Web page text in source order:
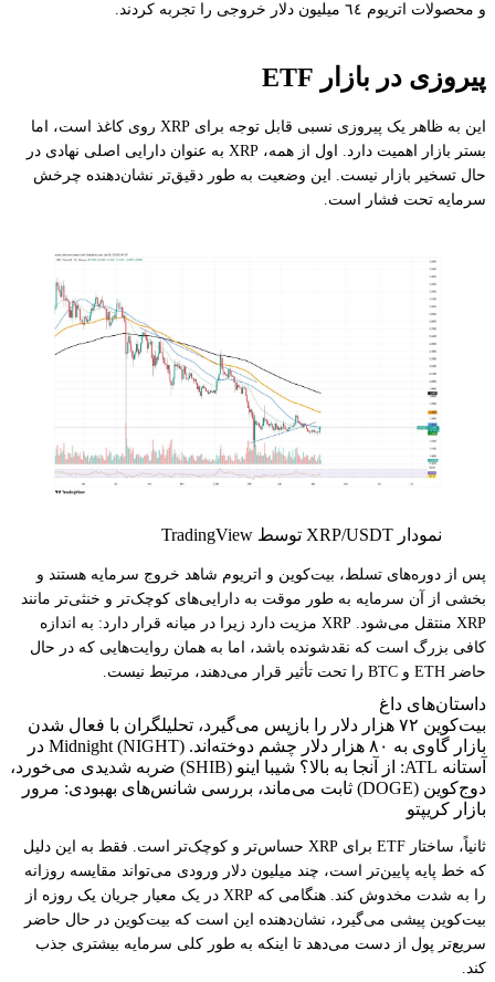
و محصولات اتریوم ٦٤ میلیون دلار خروجی را تجربه کردند.
پیروزی در بازار ETF
این به ظاهر یک پیروزی نسبی قابل توجه برای XRP روی کاغذ است، اما
بستر بازار اهمیت دارد. اول از همه، XRP به عنوان دارایی اصلی نهادی در
حال تسخیر بازار نیست. این وضعیت به طور دقیق‌تر نشان‌دهنده چرخش
سرمایه تحت فشار است.
نمودار XRP/USDT توسط TradingView
پس از دوره‌های تسلط، بیت‌کوین و اتریوم شاهد خروج سرمایه هستند و
بخشی از آن سرمایه به طور موقت به دارایی‌های کوچک‌تر و خنثی‌تر مانند
XRP منتقل می‌شود. XRP مزیت دارد زیرا در میانه قرار دارد: به اندازه
کافی بزرگ است که نقدشونده باشد، اما به همان روایت‌هایی که در حال
حاضر ETH و BTC را تحت تأثیر قرار می‌دهند، مرتبط نیست.
داستان‌های داغ
بیت‌کوین ۷۲ هزار دلار را بازپس می‌گیرد، تحلیلگران با فعال شدن
بازار گاوی به ۸۰ هزار دلار چشم دوخته‌اند. Midnight (NIGHT) در
آستانه ATL: از آنجا به بالا؟ شیبا اینو (SHIB) ضربه شدیدی می‌خورد،
دوج‌کوین (DOGE) ثابت می‌ماند، بررسی شانس‌های بهبودی: مرور
بازار کریپتو
ثانیاً، ساختار ETF برای XRP حساس‌تر و کوچک‌تر است. فقط به این دلیل
که خط پایه پایین‌تر است، چند میلیون دلار ورودی می‌تواند مقایسه روزانه
را به شدت مخدوش کند. هنگامی که XRP در یک معیار جریان یک روزه از
بیت‌کوین پیشی می‌گیرد، نشان‌دهنده این است که بیت‌کوین در حال حاضر
سریع‌تر پول از دست می‌دهد تا اینکه به طور کلی سرمایه بیشتری جذب
کند.